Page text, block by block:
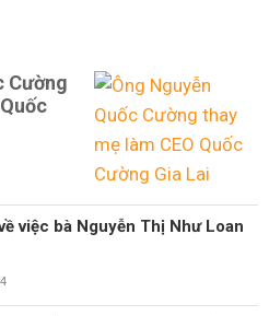
Cường
việc bà Nguyễn Thị Như Loan